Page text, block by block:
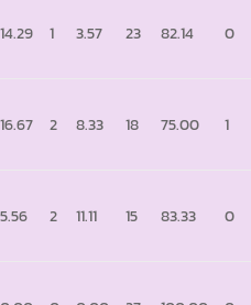
14.29 1 3.57 23 82.14 0
16.67 2 8.33 18 75.00 1
5.56 2 11.11 15 83.33 0